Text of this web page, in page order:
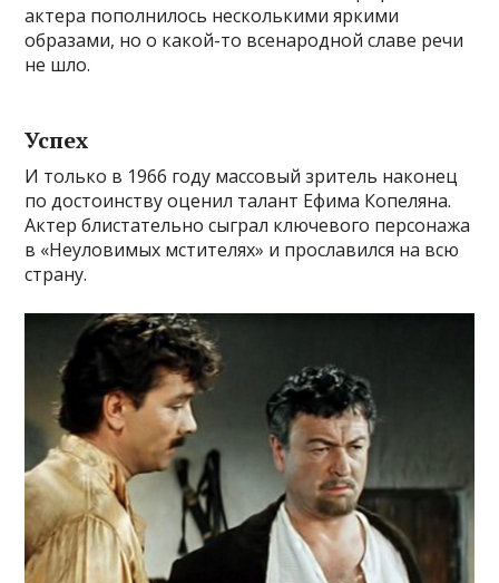
актера пополнилось несколькими яркими
образами, но о какой-то всенародной славе речи
не шло.
Успех
И только в 1966 году массовый зритель наконец
по достоинству оценил талант Ефима Копеляна.
Актер блистательно сыграл ключевого персонажа
в «Неуловимых мстителях» и прославился на всю
страну.